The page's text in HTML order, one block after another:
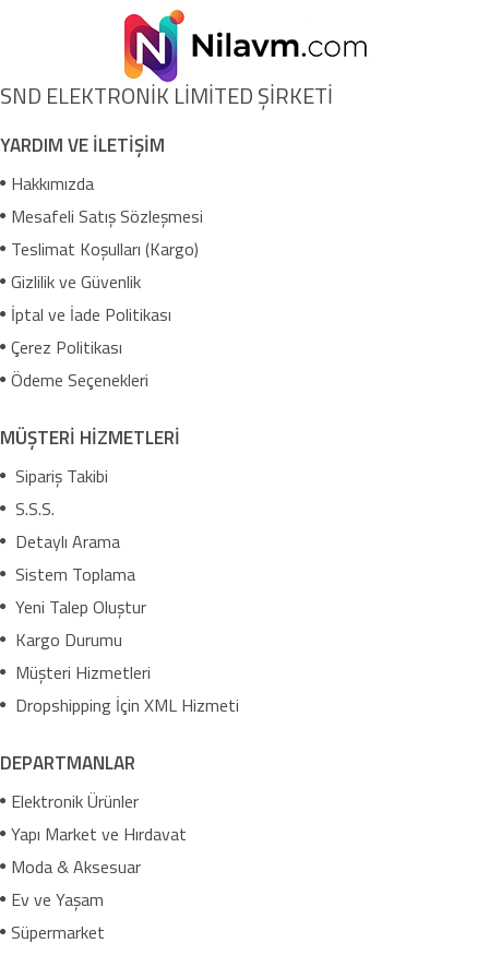
SND ELEKTRONİK LİMİTED ŞİRKETİ
YARDIM VE İLETİŞİM
Hakkımızda
Mesafeli Satış Sözleşmesi
Teslimat Koşulları (Kargo)
Gizlilik ve Güvenlik
İptal ve İade Politikası
Çerez Politikası
Ödeme Seçenekleri
MÜŞTERİ HİZMETLERİ
Sipariş Takibi
S.S.S.
Detaylı Arama
Sistem Toplama
Yeni Talep Oluştur
Kargo Durumu
Müşteri Hizmetleri
Dropshipping İçin XML Hizmeti
DEPARTMANLAR
Elektronik Ürünler
Yapı Market ve Hırdavat
Moda & Aksesuar
Ev ve Yaşam
Süpermarket